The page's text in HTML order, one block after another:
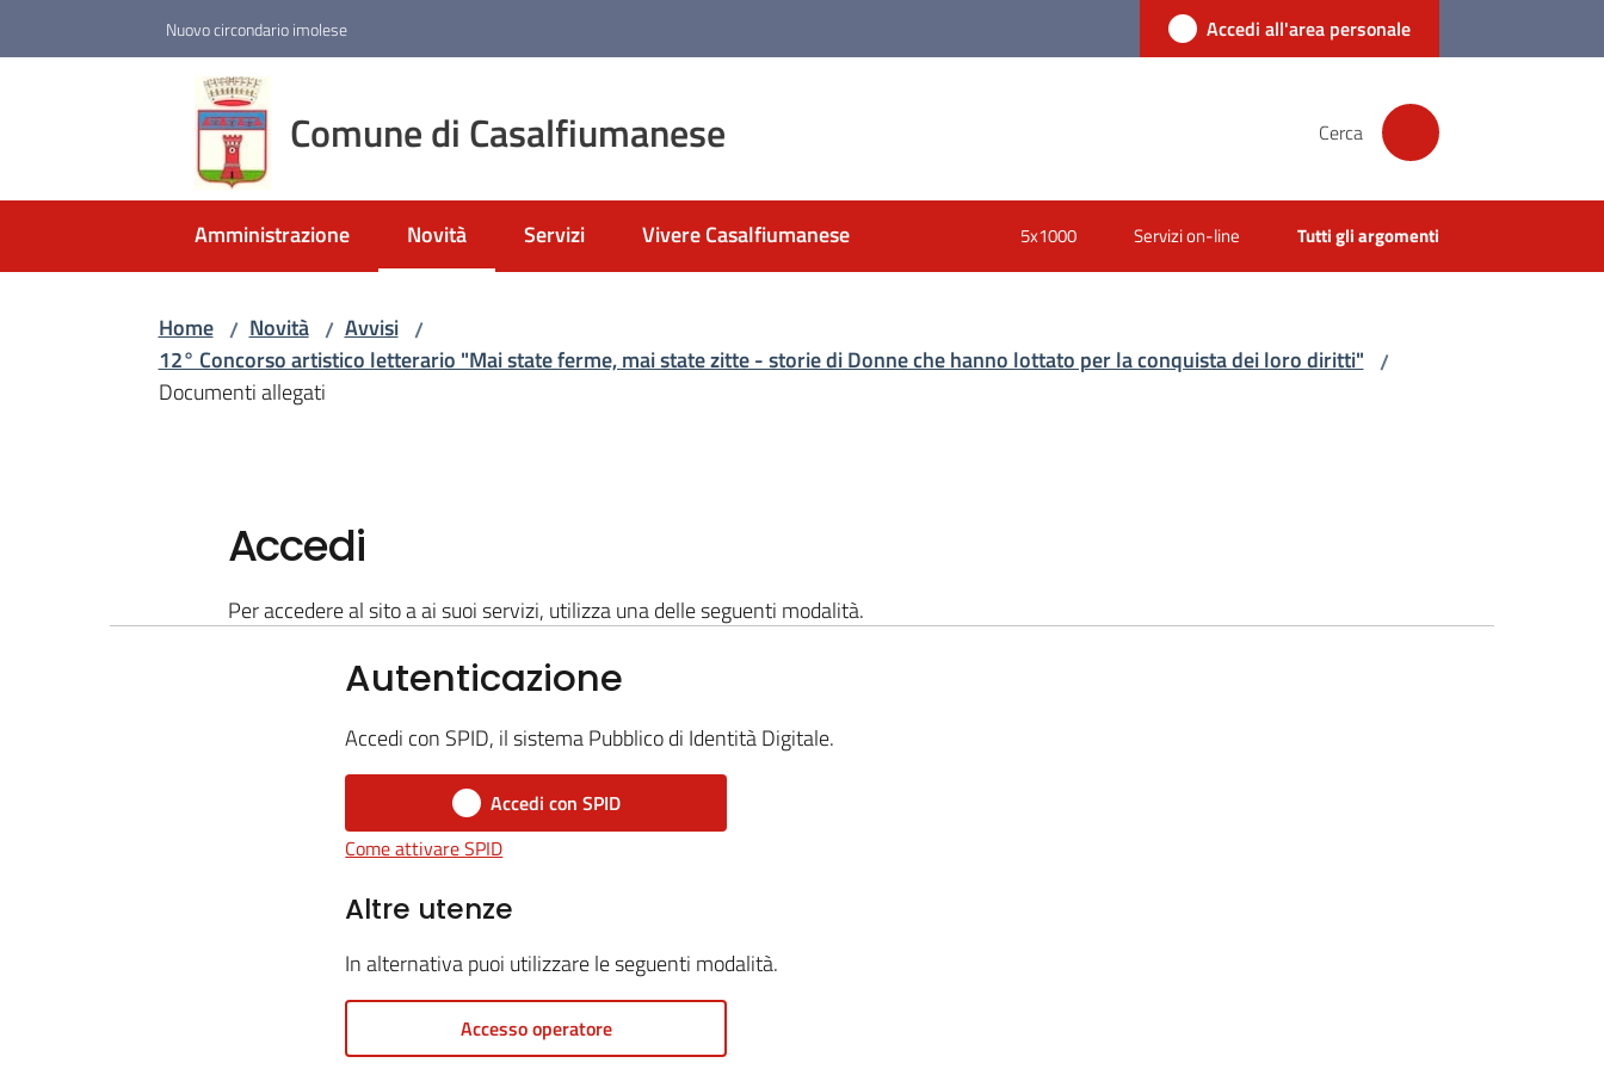
Nuovo circondario imolese Accedi all'area personale
Comune di Casalfiumanese Cerca
Amministrazione Novità
Menu selezionato
Servizi Vivere Casalfiumanese 5x1000 Servizi on-line Tutti gli argomenti
Home / Novità / Avvisi /
12° Concorso artistico letterario "Mai state ferme, mai state zitte - storie di Donne che hanno lottato per la conquista dei loro diritti" /
Documenti allegati
Accedi
Per accedere al sito a ai suoi servizi, utilizza una delle seguenti modalità.
Autenticazione
Accedi con SPID, il sistema Pubblico di Identità Digitale.
Accedi con SPID
Come attivare SPID
Altre utenze
In alternativa puoi utilizzare le seguenti modalità.
Accesso operatore